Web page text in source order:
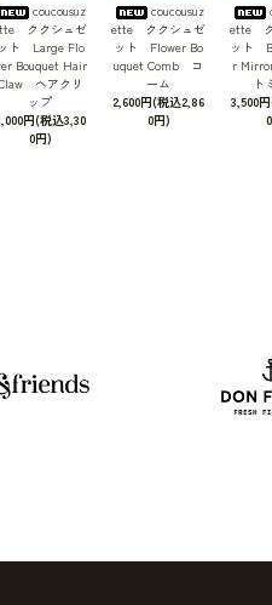
coucousuz
ククシュゼ
ット Large Flo
Bouquet Hair
ヘアクリ
ップ
円(税込3,30
0円)
coucousuz
ette ククシュゼ
ット Flower Bo
uquet Comb コ
ーム
2,600円(税込2,86
0円)
ette
ット
r
ト
3,500